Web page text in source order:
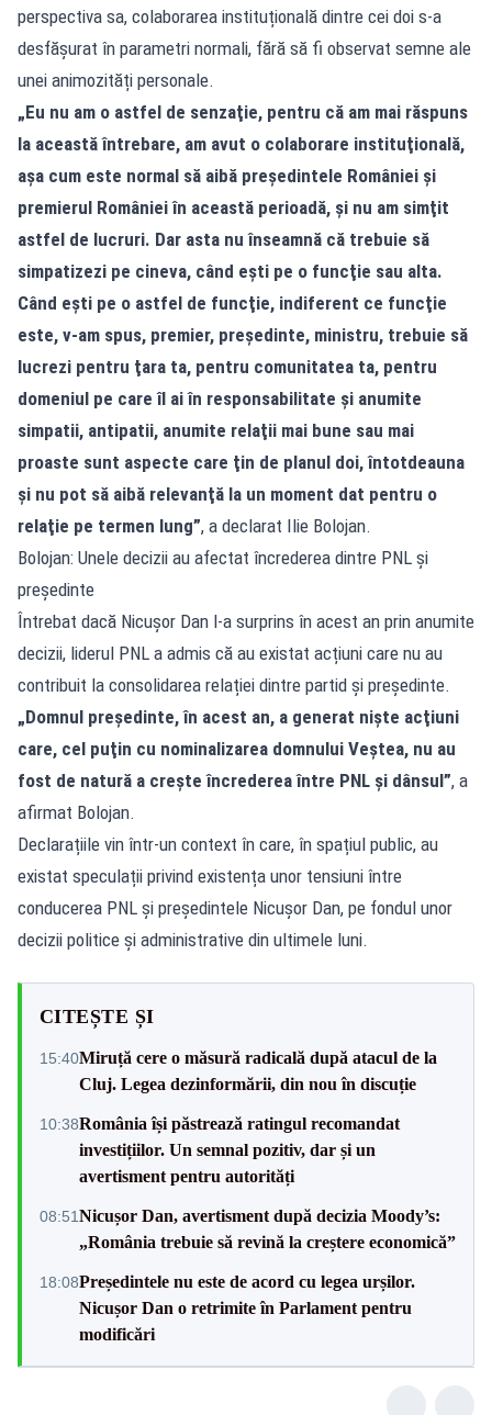
perspectiva sa, colaborarea instituțională dintre cei doi s-a
desfășurat în parametri normali, fără să fi observat semne ale
unei animozități personale.
„Eu nu am o astfel de senzaţie, pentru că am mai răspuns
la această întrebare, am avut o colaborare instituţională,
aşa cum este normal să aibă preşedintele României şi
premierul României în această perioadă, şi nu am simţit
astfel de lucruri. Dar asta nu înseamnă că trebuie să
simpatizezi pe cineva, când eşti pe o funcţie sau alta.
Când eşti pe o astfel de funcţie, indiferent ce funcţie
este, v-am spus, premier, preşedinte, ministru, trebuie să
lucrezi pentru ţara ta, pentru comunitatea ta, pentru
domeniul pe care îl ai în responsabilitate şi anumite
simpatii, antipatii, anumite relaţii mai bune sau mai
proaste sunt aspecte care ţin de planul doi, întotdeauna
şi nu pot să aibă relevanţă la un moment dat pentru o
relaţie pe termen lung”, a declarat Ilie Bolojan.
Bolojan: Unele decizii au afectat încrederea dintre PNL și
președinte
Întrebat dacă Nicușor Dan l-a surprins în acest an prin anumite
decizii, liderul PNL a admis că au existat acțiuni care nu au
contribuit la consolidarea relației dintre partid și președinte.
„Domnul preşedinte, în acest an, a generat nişte acţiuni
care, cel puţin cu nominalizarea domnului Veştea, nu au
fost de natură a creşte încrederea între PNL şi dânsul”, a
afirmat Bolojan.
Declarațiile vin într-un context în care, în spațiul public, au
existat speculații privind existența unor tensiuni între
conducerea PNL și președintele Nicușor Dan, pe fondul unor
decizii politice și administrative din ultimele luni.
CITEȘTE ȘI
15:40Miruță cere o măsură radicală după atacul de la
Cluj. Legea dezinformării, din nou în discuție
10:38România își păstrează ratingul recomandat
investițiilor. Un semnal pozitiv, dar și un
avertisment pentru autorități
08:51Nicușor Dan, avertisment după decizia Moody’s:
„România trebuie să revină la creștere economică”
18:08Președintele nu este de acord cu legea urșilor.
Nicușor Dan o retrimite în Parlament pentru
modificări